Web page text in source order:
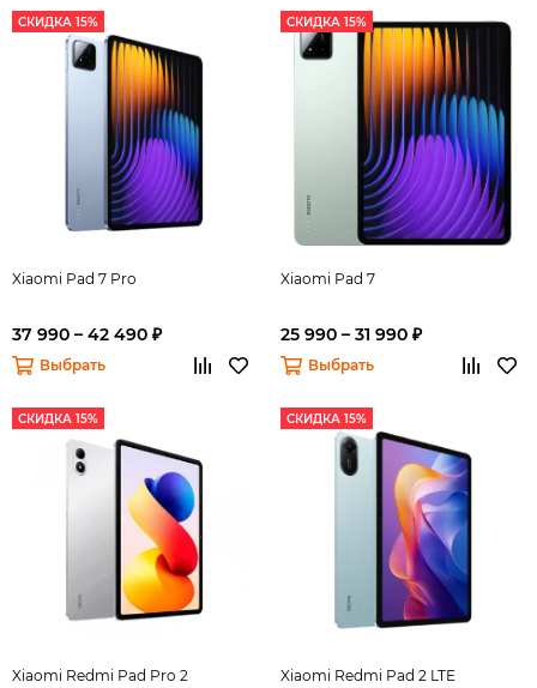
СКИДКА 15%
Xiaomi Pad 7 Pro
37 990 – 42 490 ₽
Выбрать
СКИДКА 15%
Xiaomi Pad 7
25 990 – 31 990 ₽
Выбрать
СКИДКА 15%
Xiaomi Redmi Pad Pro 2
СКИДКА 15%
Xiaomi Redmi Pad 2 LTE